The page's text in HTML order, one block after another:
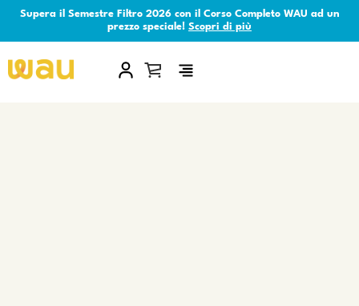
Supera il Semestre Filtro 2026 con il Corso Completo WAU ad un
prezzo speciale! Scopri di più
×